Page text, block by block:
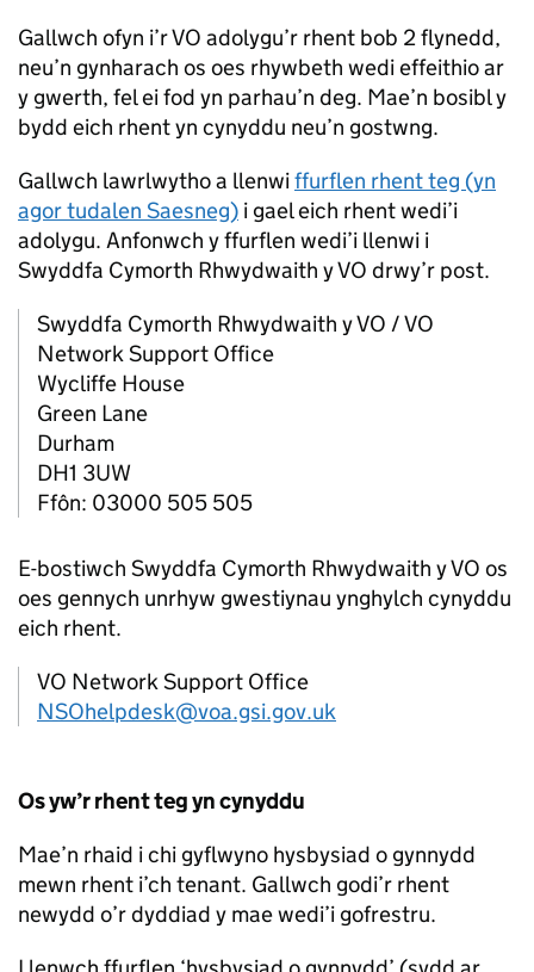
Gallwch ofyn i’rVO adolygu’r rhent bob 2 flynedd,
neu’n gynharach os oes rhywbeth wedi effeithio ar
y gwerth, fel ei fod yn parhau’n deg. Mae’n bosibl y
bydd eich rhent yn cynyddu neu’n gostwng.
Gallwch lawrlwytho a llenwiffurflen rhent teg (yn
agor tudalen Saesneg) i gael eich rhent wedi’i
adolygu. Anfonwch y ffurflen wedi’i llenwi i
Swyddfa Cymorth Rhwydwaith yVO drwy’r post.
Swyddfa Cymorth Rhwydwaith yVO /VO
Network Support Office
Wycliffe House
Green Lane
Durham
DH1 3UW
Ffôn: 03000 505 505
E-bostiwch Swyddfa Cymorth Rhwydwaith yVO os
oes gennych unrhyw gwestiynau ynghylch cynyddu
eich rhent.
VO Network Support Office
NSOhelpdesk@voa.gsi.gov.uk
Os yw’r rhent teg yn cynyddu
Mae’n rhaid i chi gyflwyno hysbysiad o gynnydd
mewn rhent i’ch tenant. Gallwch godi’r rhent
newydd o’r dyddiad y mae wedi’i gofrestru.